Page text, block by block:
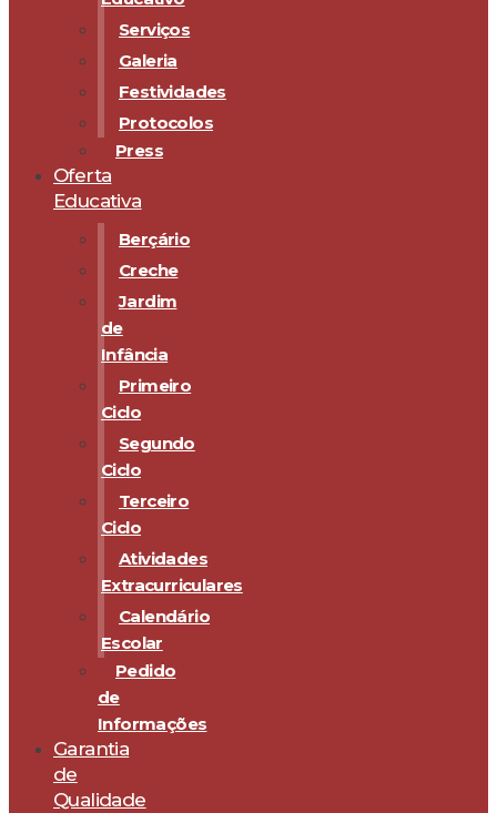
Serviços
Galeria
Festividades
Protocolos
Press
Oferta
Educativa
Berçário
Creche
Jardim
de
Infância
Primeiro
Ciclo
Segundo
Ciclo
Terceiro
Ciclo
Atividades
Extracurriculares
Calendário
Escolar
Pedido
de
Informações
Garantia
de
Qualidade